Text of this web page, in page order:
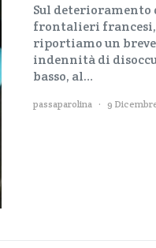
Sul deterioramento
frontalieri francesi,
riportiamo un
indennità di
basso, al…
passaparolina 9